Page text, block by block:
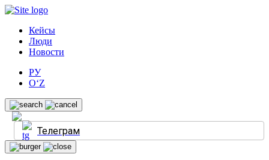
Кейсы
Люди
Новости
РУ
O‘Z
Телеграм